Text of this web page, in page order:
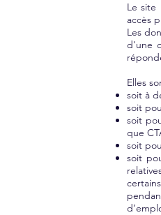
Le site
accès
Les
d'une
Elles
soit à
soit
soit
que
soit
soit